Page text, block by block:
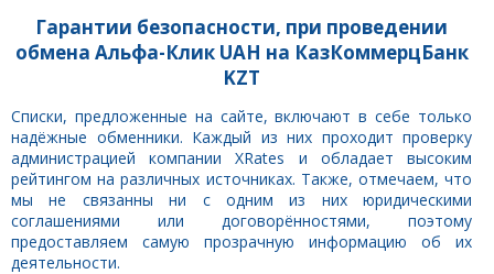
Гарантии безопасности, при проведении
обмена Альфа-Клик UAH на КазКоммерцБанк
KZT
Списки, предложенные на сайте, включают в себе только
надёжные обменники. Каждый из них проходит проверку
администрацией компании XRates и обладает высоким
рейтингом на различных источниках. Также, отмечаем, что
мы не связанны ни с одним из них юридическими
соглашениями или договорённостями, поэтому
предоставляем самую прозрачную информацию об их
деятельности.